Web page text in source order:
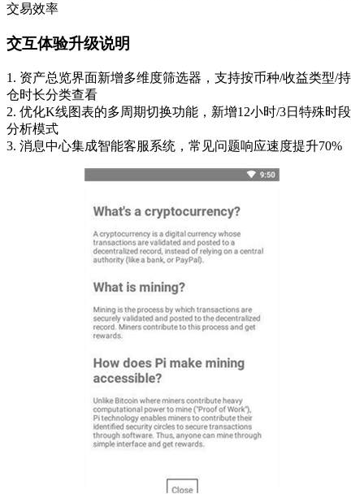
交易效率
交互体验升级说明
1. 资产总览界面新增多维度筛选器，支持按币种/收益类型/持
仓时长分类查看
2. 优化K线图表的多周期切换功能，新增12小时/3日特殊时段
分析模式
3. 消息中心集成智能客服系统，常见问题响应速度提升70%